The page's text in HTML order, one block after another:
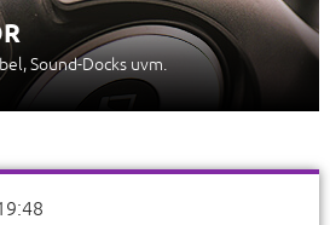
Sound-Docks uvm.